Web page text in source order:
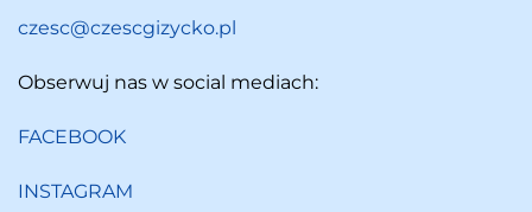
czesc@czescgizycko.pl
Obserwuj nas w social mediach:
FACEBOOK
INSTAGRAM